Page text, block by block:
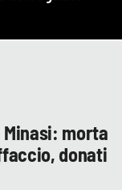
Minasi: morta
donati